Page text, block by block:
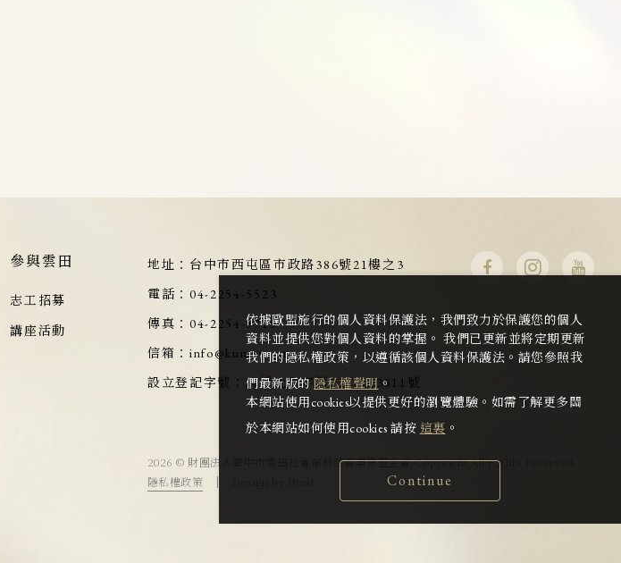
參與雲田
志工招募
講座活動
地址： 台中市西屯區市政路386號21樓之3
電話：04-2254-5523
傳真：04-2254-5715
信箱：info@kumota.org
設立登記字號： 府授社助字第1100143811號
2026 © 財團法人臺中市雲田社會福利慈善事業基金會 Copyright All Rights Reserved.
隱私權政策
依據歐盟施行的個人資料保護法，我們致力於保護您的個人
資料並提供您對個人資料的掌握。 我們已更新並將定期更新
我們的隱私權政策，以遵循該個人資料保護法。請您參照我
們最新版的隱私權聲明。
本網站使用cookies以提供更好的瀏覽體驗。如需了解更多關
於本網站如何使用cookies 請按 這裏 。
Continue